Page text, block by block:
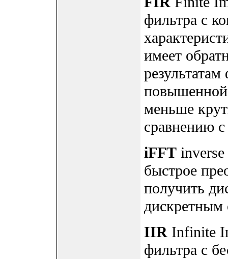
фильтра с
имеет
повышенной
меньше
сравнению
iFFT
быстрое
получить
дискретным
IIR Infinite
фильтра с